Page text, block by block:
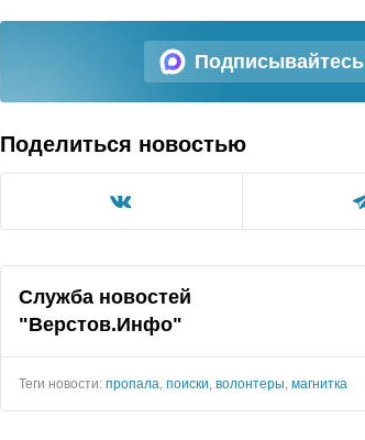
Подписывайтесь
Поделиться новостью
Служба новостей
"Верстов.Инфо"
Теги новости: пропала, поиски, волонтеры, магнитка